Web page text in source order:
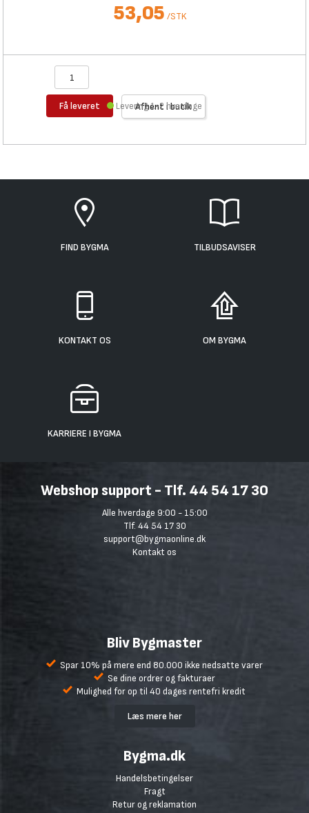
53,05 /STK
Få leveret Afhent i butik
Levering 1-2 hverdage
FIND BYGMA TILBUDSAVISER
KONTAKT OS OM BYGMA
KARRIERE I BYGMA
Webshop support - Tlf. 44 54 17 30
Alle hverdage 9:00 - 15:00
Tlf. 44 54 17 30
support@bygmaonline.dk
Kontakt os
Bliv Bygmaster
Spar 10% på mere end 80.000 ikke nedsatte varer
Se dine ordrer og fakturaer
Mulighed for op til 40 dages rentefri kredit
Læs mere her
Bygma.dk
Handelsbetingelser
Fragt
Retur og reklamation